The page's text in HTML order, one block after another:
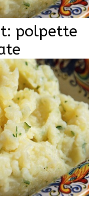
polpette